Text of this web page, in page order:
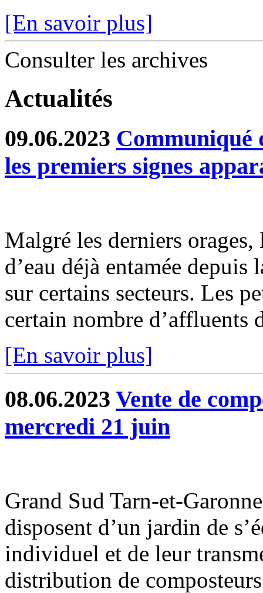
[En savoir plus]
Consulter les archives
Actualités
09.06.2023 Communiqué
les premiers signes
Malgré les derniers
d’eau déjà entamée
sur certains secteurs. Les
certain nombre d’affluents
[En savoir plus]
08.06.2023 Vente de
mercredi 21 juin
Grand Sud Tarn-et-
disposent d’un jardin de
individuel et de leur
distribution de